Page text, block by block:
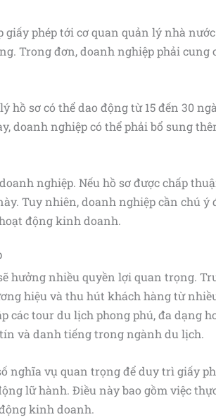
phép tới cơ quan quản lý nhà
Trong đơn, doanh nghiệp phải
sơ có thể dao động từ 15 đến 30
doanh nghiệp có thể phải bổ sung
nghiệp. Nếu hồ sơ được chấp
Tuy nhiên, doanh nghiệp cần chú
động kinh doanh.
hưởng nhiều quyền lợi quan trọng.
hiệu và thu hút khách hàng từ
tour du lịch phong phú, đa dạng
và danh tiếng trong ngành du lịch.
nghĩa vụ quan trọng để duy trì giấy
lữ hành. Điều này bao gồm việc
kinh doanh.